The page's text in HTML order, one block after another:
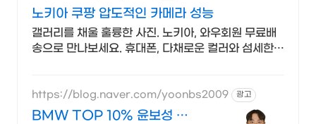
노키아 쿠팡 압도적인 카메라 성능
갤러리를 채울 훌륭한 사진. 노키아, 와우회원 무료배
송으로 만나보세요. 휴대폰, 다채로운 컬러와 섬세한
https://blog.naver.com/yoonbs2009 광고
BMW TOP 10% 윤보성 도